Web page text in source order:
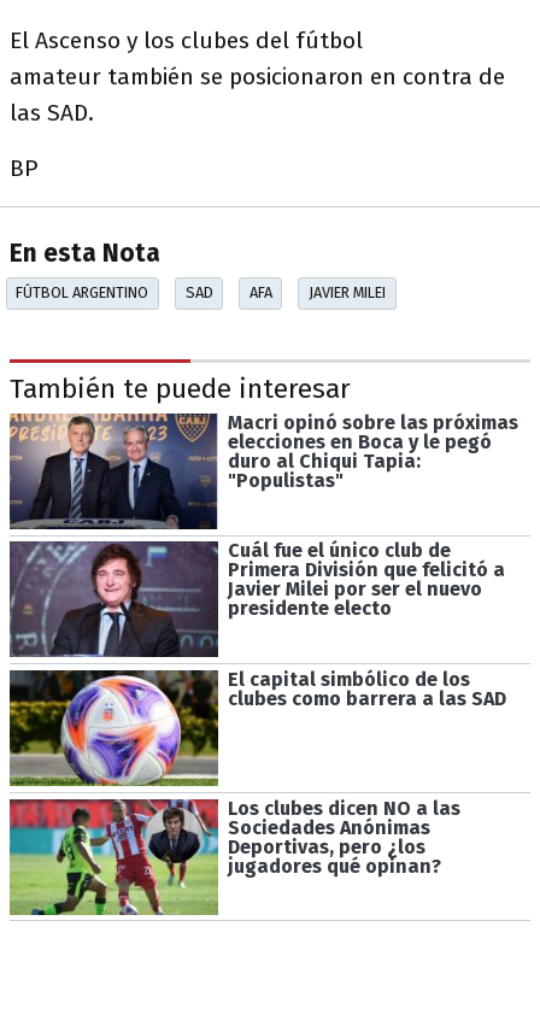
El Ascenso y los clubes del fútbol
amateur también se posicionaron en contra de
las SAD.
BP
En esta Nota
FÚTBOL ARGENTINO SAD AFA JAVIER MILEI
También te puede interesar
Macri opinó sobre las próximas
elecciones en Boca y le pegó
duro al Chiqui Tapia:
"Populistas"
Cuál fue el único club de
Primera División que felicitó a
Javier Milei por ser el nuevo
presidente electo
El capital simbólico de los
clubes como barrera a las SAD
Los clubes dicen NO a las
Sociedades Anónimas
Deportivas, pero ¿los
jugadores qué opinan?